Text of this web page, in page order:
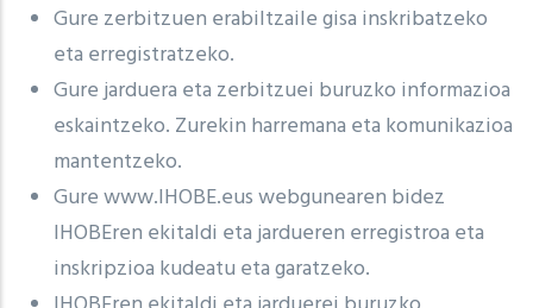
Gure zerbitzuen erabiltzaile gisa inskribatzeko
eta erregistratzeko.
Gure jarduera eta zerbitzuei buruzko informazioa
eskaintzeko. Zurekin harremana eta komunikazioa
mantentzeko.
Gure www.IHOBE.eus webgunearen bidez
IHOBEren ekitaldi eta jardueren erregistroa eta
inskripzioa kudeatu eta garatzeko.